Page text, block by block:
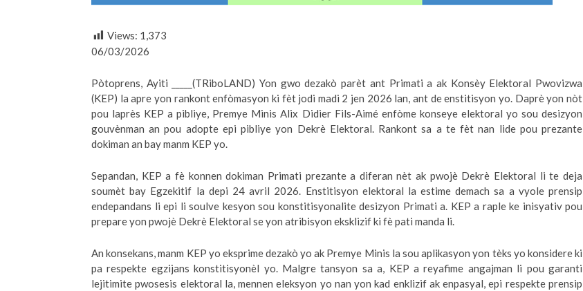
Views: 1,373
06/03/2026
Pòtoprens, Ayiti _____(TRiboLAND) Yon gwo dezakò parèt ant Primati a ak Konsèy Elektoral Pwovizwa
(KEP) la apre yon rankont enfòmasyon ki fèt jodi madi 2 jen 2026 lan, ant de enstitisyon yo. Daprè yon nòt
pou laprès KEP a pibliye, Premye Minis Alix Didier Fils-Aimé enfòme konseye elektoral yo sou desizyon
gouvènman an pou adopte epi pibliye yon Dekrè Elektoral. Rankont sa a te fèt nan lide pou prezante
dokiman an bay manm KEP yo.
Sepandan, KEP a fè konnen dokiman Primati prezante a diferan nèt ak pwojè Dekrè Elektoral li te deja
soumèt bay Egzekitif la depi 24 avril 2026. Enstitisyon elektoral la estime demach sa a vyole prensip
endepandans li epi li soulve kesyon sou konstitisyonalite desizyon Primati a. KEP a raple ke inisyativ pou
prepare yon pwojè Dekrè Elektoral se yon atribisyon eksklizif ki fè pati manda li.
An konsekans, manm KEP yo eksprime dezakò yo ak Premye Minis la sou aplikasyon yon tèks yo konsidere ki
pa respekte egzijans konstitisyonèl yo. Malgre tansyon sa a, KEP a reyafime angajman li pou garanti
lejitimite pwosesis elektoral la, mennen eleksyon yo nan yon kad enklizif ak enpasyal, epi respekte prensip